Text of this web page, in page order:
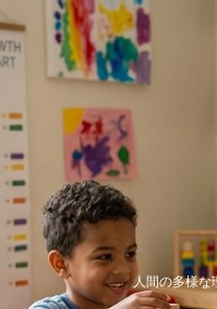
人間の多様な